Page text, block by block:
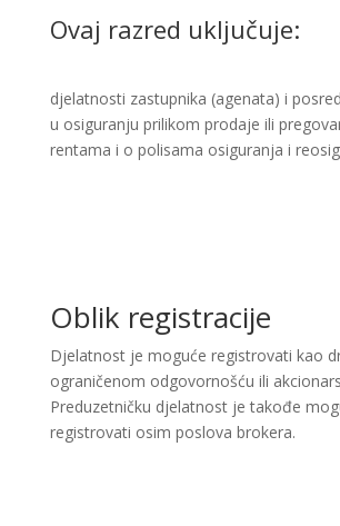
Ovaj razred uključuje:
djelatnosti zastupnika (agenata) i
u osiguranju prilikom prodaje ili
rentama i o polisama osiguranja i
Oblik registracije
Djelatnost je moguće registrovati kao
ograničenom odgovornošću ili
Preduzetničku djelatnost je takođe
registrovati osim poslova brokera.